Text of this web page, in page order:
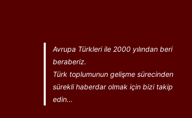
Avrupa Türkleri ile 2000 yılından beri
beraberiz.
Türk toplumunun gelişme sürecinden
sürekli haberdar olmak için bizi takip
edin...